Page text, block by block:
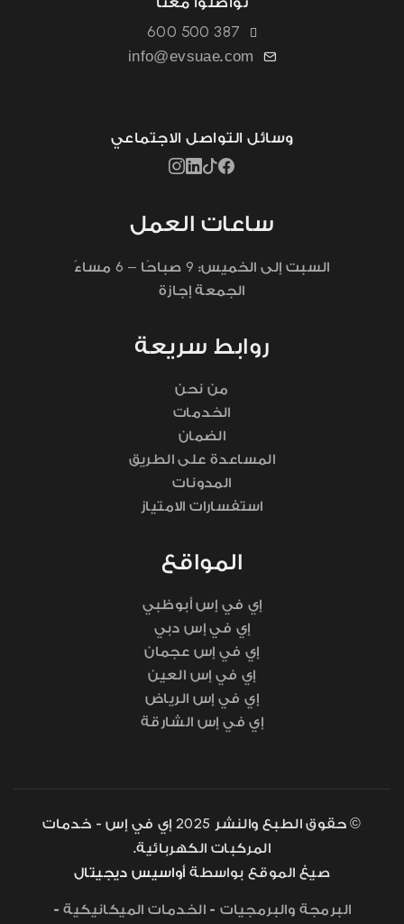
600 500 387
info@evsuae.com
وسائل التواصل الاجتماعي
روابط سريعة
من نحن
الخدمات
الضمان
المساعدة على الطريق
المدونات
استفسارات الامتياز
المواقع
إي في إس أبوظبي
إي في إس دبي
إي في إس عجمان
إي في إس العين
إي في إس الرياض
إي في إس الشارقة
ساعات العمل
السبت إلى الخميس: 9صباحًا – 6مساءً
الجمعة إجازة
© حقوق الطبع والنشر 2025إي في إس - خدمات
المركبات الكهربائية.
صيغ الموقع بواسطة أواسيس ديجيتال
البرمجة والبرمجيات- الخدمات الميكانيكية-